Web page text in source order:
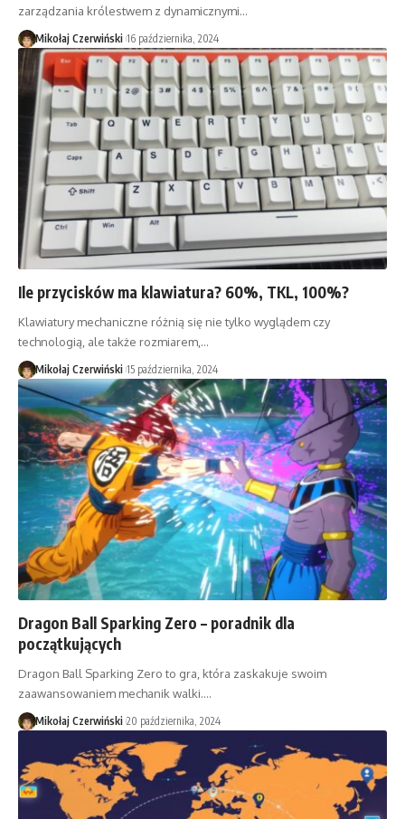
zarządzania królestwem z dynamicznymi…
Mikołaj Czerwiński 16 października, 2024
Ile przycisków ma klawiatura? 60%, TKL, 100%?
Klawiatury mechaniczne różnią się nie tylko wyglądem czy
technologią, ale także rozmiarem,…
Mikołaj Czerwiński 15 października, 2024
Dragon Ball Sparking Zero – poradnik dla
początkujących
Dragon Ball Sparking Zero to gra, która zaskakuje swoim
zaawansowaniem mechanik walki.…
Mikołaj Czerwiński 20 października, 2024